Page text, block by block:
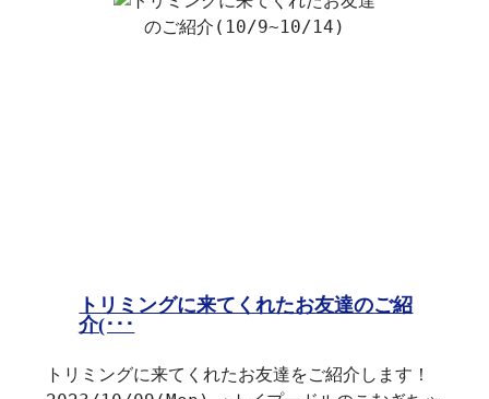
トリミングに来てくれたお友達のご紹
介(･･･
トリミングに来てくれたお友達をご紹介します！